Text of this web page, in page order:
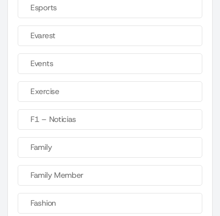
Esports
Evarest
Events
Exercise
F1 – Noticias
Family
Family Member
Fashion